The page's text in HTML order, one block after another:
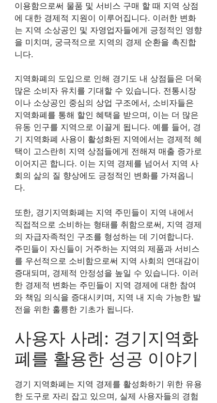
이용함으로써 물품 및 서비스 구매 할 때 지역 상점
에 대한 경제적 지원이 이루어집니다. 이러한 변화
는 지역 소상공인 및 자영업자들에게 긍정적인 영향
을 미치며, 궁극적으로 지역의 경제 순환을 촉진합
니다.
지역화폐의 도입으로 인해 경기도 내 상점들은 더욱
많은 소비자 유치를 기대할 수 있습니다. 전통시장
이나 소상공인 중심의 상업 구조에서, 소비자들은
지역화폐를 통해 할인 혜택을 받으며, 이는 더 많은
유동 인구를 지역으로 이끌게 됩니다. 예를 들어, 경
기 지역화폐 사용이 활성화된 지역에서는 경제적 혜
택이 고스란히 지역 상점들에게 전해져 매출 증가로
이어지곤 합니다. 이는 지역 경제를 넘어서 지역 사
회의 삶의 질 향상에도 긍정적인 변화를 가져옵니
다.
또한, 경기지역화폐는 지역 주민들이 지역 내에서
직접적으로 소비하는 형태를 취함으로써, 지역 경제
의 자급자족적인 구조를 형성하는 데 기여합니다.
주민들이 자신들이 거주하는 지역의 제품과 서비스
를 우선적으로 소비함으로써 지역 사회의 연대감이
증대되며, 경제적 안정성을 높일 수 있습니다. 이러
한 경제적 변화는 주민들이 지역 경제에 대한 참여
와 책임 의식을 증대시키며, 지역 내 지속 가능한 발
전을 위한 훌륭한 기초가 됩니다.
사용자 사례: 경기지역화
폐를 활용한 성공 이야기
경기 지역화폐는 지역 경제를 활성화하기 위한 유용
한 도구로 자리 잡고 있으며, 실제 사용자들의 경험